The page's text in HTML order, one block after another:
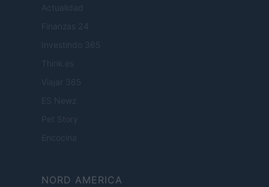
Actualidad
Finanzas 24
Investindo 365
Think.es
Viajar 365
ES Newz
Pet Story
Encocina
NORD AMERICA